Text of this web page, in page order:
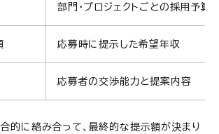
部門・プロジェクトごとの採用予算
応募時に提示した希望年収
応募者の交渉能力と提案内容
的に絡み合って、最終的な提示額が決まり